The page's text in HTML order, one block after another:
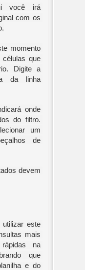
você irá
com os
momento
células que
Digite a
da linha
onde
do filtro.
um
de
devem
este
mais
na
que
e do